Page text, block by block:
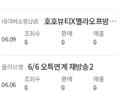
네이버쇼핑LIVE 호호뷰티X멜라오프밤 50% 단독 LIVE
06.09
조회수
🔒
판매
🔒
매출
🔒
올리브영 6/6 오특연계 재방송2
06.06
조회수
🔒
판매
🔒
매출
🔒